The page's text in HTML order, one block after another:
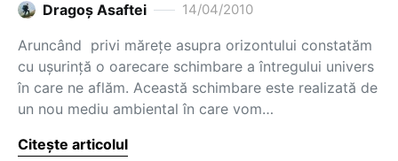
Dragoş Asaftei 14/04/2010
Aruncând privi măreţe asupra orizontului constatăm
cu uşurinţă o oarecare schimbare a întregului univers
în care ne aflăm. Această schimbare este realizată de
un nou mediu ambiental în care vom…
Citește articolul